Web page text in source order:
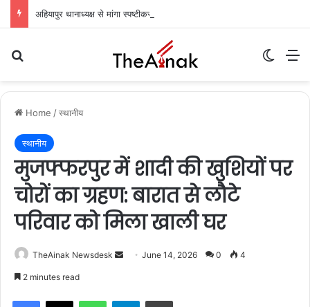
Home /स्थानीय
स्थानीय
मुजफ्फरपुर में शादी की खुशियों पर
चोरों का ग्रहण: बारात से लौटे
परिवार को मिला खाली घर
TheAinak Newsdesk June 14, 2026 0 4
2 minutes read
Telegram